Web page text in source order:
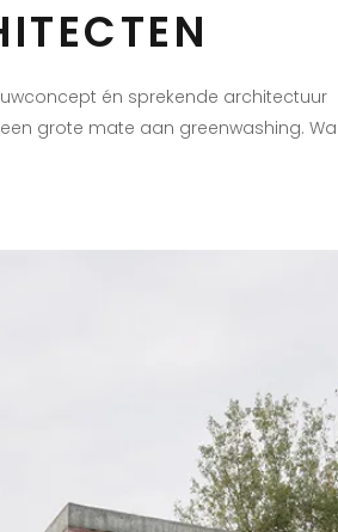
én sprekende
grote mate aan greenwashing.